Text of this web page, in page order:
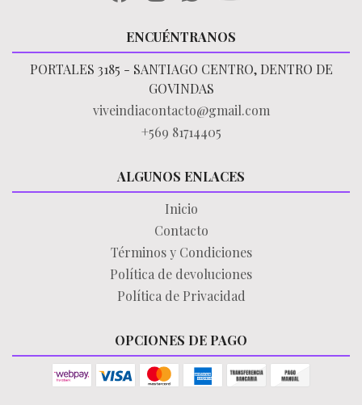
ENCUÉNTRANOS
PORTALES 3185 - SANTIAGO CENTRO, DENTRO DE
GOVINDAS
viveindiacontacto@gmail.com
+569 81714405
ALGUNOS ENLACES
Inicio
Contacto
Términos y Condiciones
Política de devoluciones
Política de Privacidad
OPCIONES DE PAGO